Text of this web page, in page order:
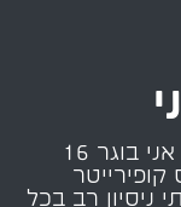
הסיפור שלי | אריה אלוני בהשכלתי אני בוגר 16
ניסיון רב בכל